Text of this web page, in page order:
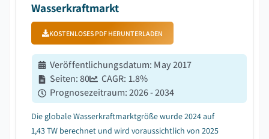
Wasserkraftmarkt
KOSTENLOSES PDF HERUNTERLADEN
Veröffentlichungsdatum: May 2017
Seiten:80 CAGR: 1.8%
Prognosezeitraum:2026 - 2034
Die globale Wasserkraftmarktgröße wurde 2024 auf
1,43 TW berechnet und wird voraussichtlich von 2025